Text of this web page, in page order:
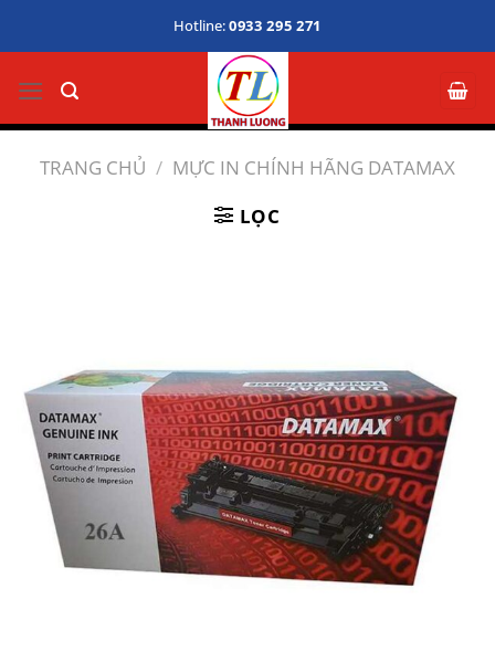
dung
Hotline:0933 295 271
TRANG CHỦ / MỰC IN CHÍNH HÃNG DATAMAX
LỌC